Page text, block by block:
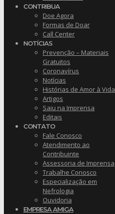
CONTRIBUA
Doe Agora
Formas de Doar
Call Center
NOTÍCIAS
Prevenção – Materiais
Gratuitos
Coronavírus
Notícias
Histórias de Amor à Vida
Artigos
Saiu na Imprensa
Editais
CONTATO
Fale Conosco
Atendimento ao
Contribuinte
Assessoria de Imprensa
Trabalhe Conosco
Especialização em
Nefrologia
Ouvidoria
EMPRESA AMIGA